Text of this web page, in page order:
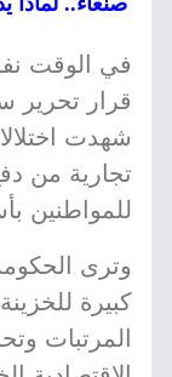
في الوقت
قرار تحرير
شهدت
تجارية من
للمواطنين
وترى
كبيرة
المرتبات